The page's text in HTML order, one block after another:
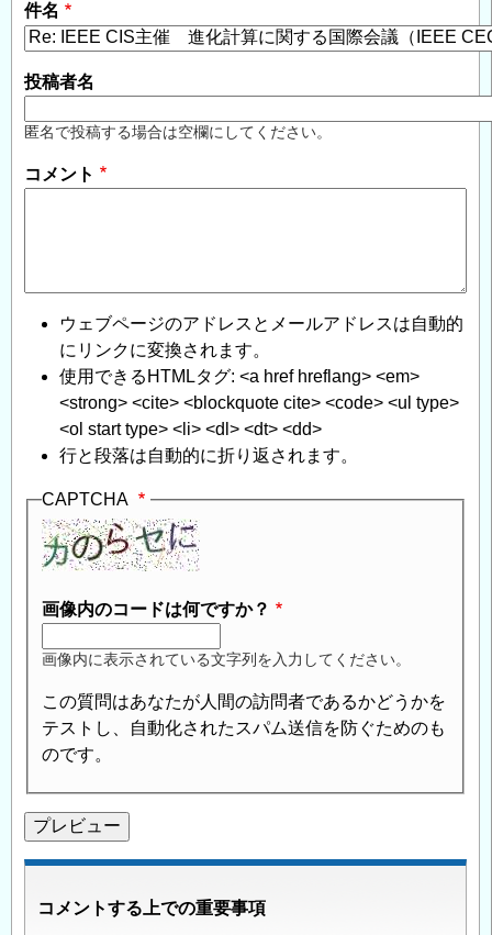
件名
投稿者名
匿名で投稿する場合は空欄にしてください。
コメント
ウェブページのアドレスとメールアドレスは自動的
にリンクに変換されます。
使用できるHTMLタグ: <a href hreflang> <em>
<strong> <cite> <blockquote cite> <code> <ul type>
<ol start type> <li> <dl> <dt> <dd>
行と段落は自動的に折り返されます。
CAPTCHA
画像内のコードは何ですか？
画像内に表示されている文字列を入力してください。
この質問はあなたが人間の訪問者であるかどうかを
テストし、自動化されたスパム送信を防ぐためのも
のです。
コメントする上での重要事項